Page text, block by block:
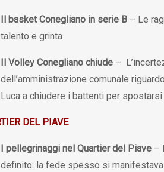
Il basket Conegliano in serie B – Le
talento e grinta
Il Volley Conegliano chiude –
dell’amministrazione comunale
Luca a chiudere i battenti per
DEL PIAVE
I pellegrinaggi nel Quartier del Piave –
definito: la fede spesso si